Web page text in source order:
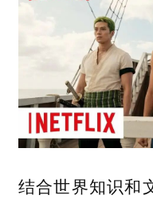
结合世界知识和